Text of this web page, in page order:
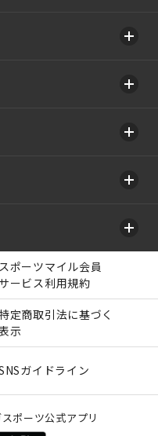
スポーツマイル会員
サービス利用規約
定商取引法に基づく
示
ガイドライン
ポーツ公式アプリ